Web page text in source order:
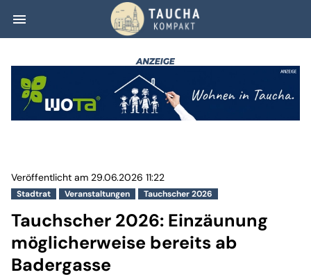
menu Tauchscher
Stadtrat Veranstaltungen Tauchscher 2026
Veröffentlicht am 29.06.2026 11:22
Tauchscher 2026: Einzäunung
möglicherweise bereits ab
Badergasse